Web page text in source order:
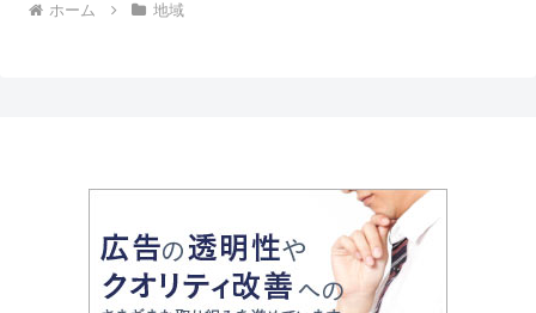
ホーム 地域